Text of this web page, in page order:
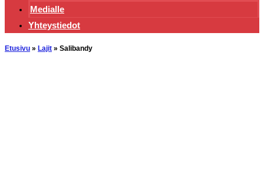
Medialle
Yhteystiedot
Etusivu » Lajit » Salibandy